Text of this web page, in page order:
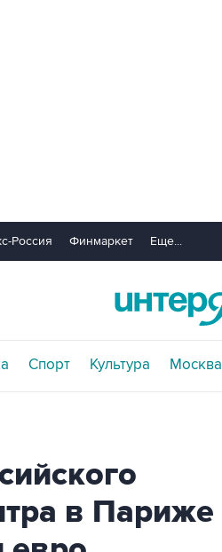
Россия Финмаркет Еще...
Спорт Культура Москва
в Париже